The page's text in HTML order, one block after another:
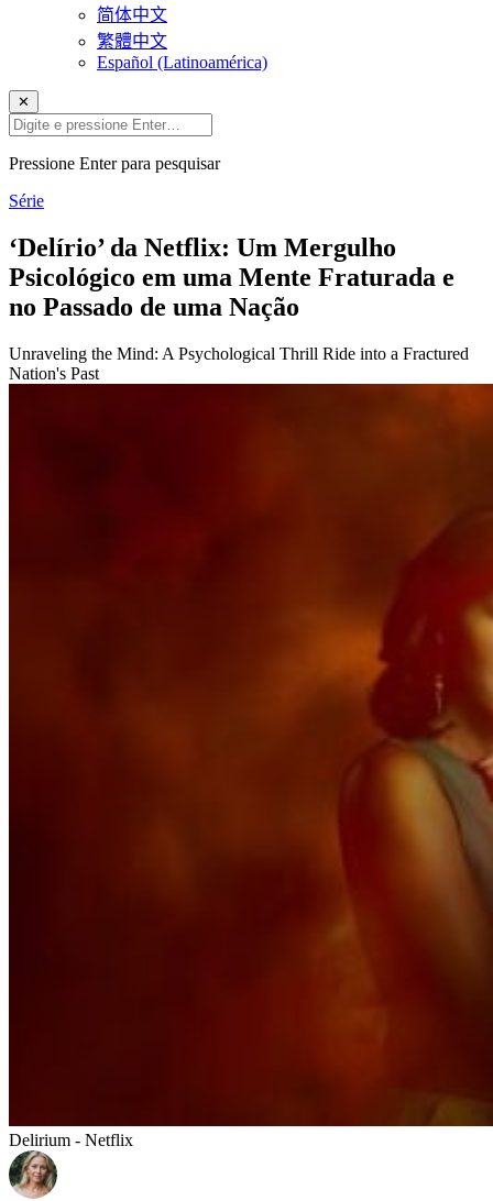
简体中文
繁體中文
Español (Latinoamérica)
✕
Pressione Enter para pesquisar
Série
‘Delírio’ da Netflix: Um Mergulho
Psicológico em uma Mente Fraturada e
no Passado de uma Nação
Unraveling the Mind: A Psychological Thrill Ride into a Fractured
Nation's Past
Delirium - Netflix